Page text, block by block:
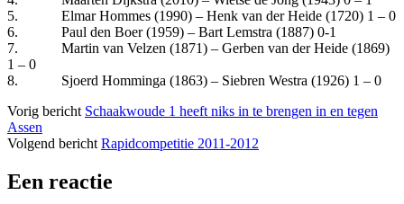
5. Elmar Hommes (1990) – Henk van der Heide (1720) 1 – 0
6. Paul den Boer (1959) – Bart Lemstra (1887) 0-1
7. Martin van Velzen (1871) – Gerben van der Heide (1869)
1 – 0
8. Sjoerd Homminga (1863) – Siebren Westra (1926) 1 – 0
Vorig bericht Schaakwoude 1 heeft niks in te brengen in en tegen
Assen
Volgend bericht Rapidcompetitie 2011-2012
Een reactie